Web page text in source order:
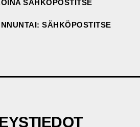
SÄHKÖPOSTITSE
SÄHKÖPOSTITSE